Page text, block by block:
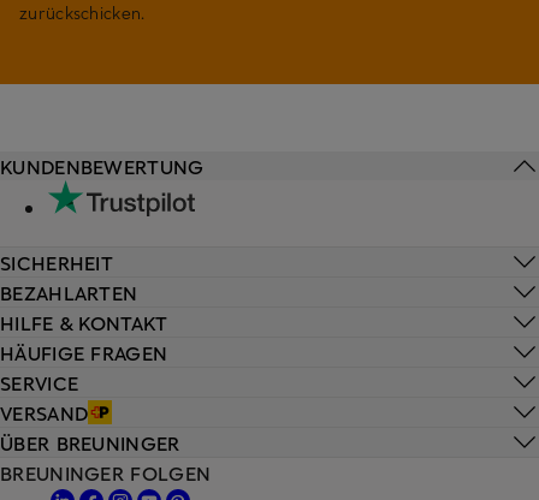
zurückschicken.
HILFE & KONTAKT
HÄUFIGE FRAGEN
SERVICE
VERSAND
KUNDENBEWERTUNG
SICHERHEIT
BEZAHLARTEN
ÜBER BREUNINGER
BREUNINGER FOLGEN